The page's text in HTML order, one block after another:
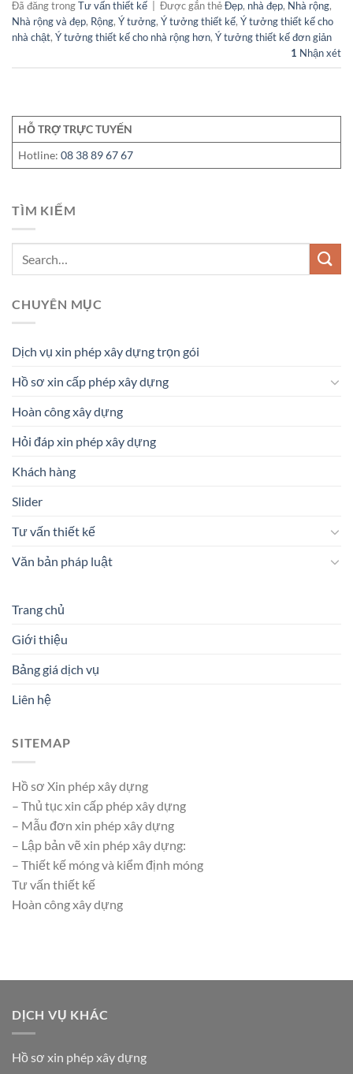
Đã đăng trongTư vấn thiết kế Được gắn thẻĐẹp, nhà đẹp, Nhà rộng,
Nhà rộng và đẹp, Rộng, Ý tưởng, Ý tưởng thiết kế, Ý tưởng thiết kế cho
nhà chật, Ý tưởng thiết kế cho nhà rộng hơn, Ý tưởng thiết kế đơn giản
1 Nhận xét
HỖ TRỢ TRỰC TUYẾN
Hotline:08 38 89 67 67
TÌM KIẾM
CHUYÊN MỤC
Dịch vụ xin phép xây dựng trọn gói
Hồ sơ xin cấp phép xây dựng
Hoàn công xây dựng
Hỏi đáp xin phép xây dựng
Khách hàng
Slider
Tư vấn thiết kế
Văn bản pháp luật
Trang chủ
Giới thiệu
Bảng giá dịch vụ
Liên hệ
SITEMAP
Hồ sơ Xin phép xây dựng
– Thủ tục xin cấp phép xây dựng
– Mẫu đơn xin phép xây dựng
– Lập bản vẽ xin phép xây dựng:
– Thiết kế móng và kiểm định móng
Tư vấn thiết kế
Hoàn công xây dựng
DỊCH VỤ KHÁC
Hồ sơ xin phép xây dựng